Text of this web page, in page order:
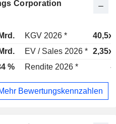
Corporation
KGV 2026 *
40,5x
EV / Sales 2026 * 2,35x
% Rendite 2026 * -
Bewertungskennzahlen